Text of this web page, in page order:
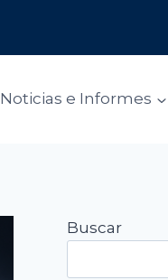
Noticias e Informes
Buscar